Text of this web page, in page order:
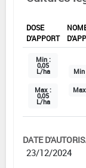
DOSE
D'APPORT
Min :
0,05
L/ha
Max :
0,05
L/ha
Min
DATE
23/12/2024